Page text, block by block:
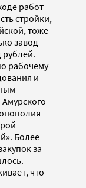
работ
стройки,
тоже
завод
рублей.
рабочему
и
Более
за
что